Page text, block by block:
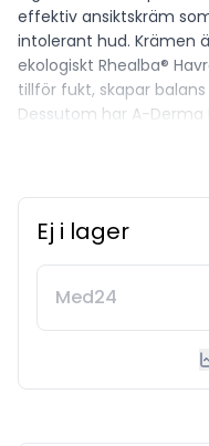
effektiv ansiktskräm
intolerant hud. Krämen
ekologiskt Rhealba®
tillför fukt, skapar
Dessutom har A-Derma
• Har en lugnande
Ej i lager
Med24